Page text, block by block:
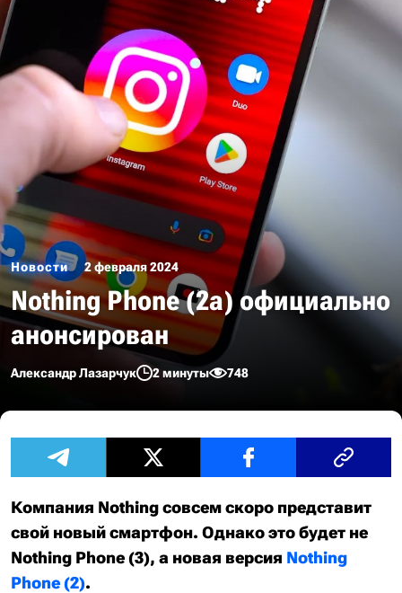
Новости 2 февраля 2024
Nothing Phone (2a) официально
анонсирован
Александр Лазарчук 2 минуты 748
Компания Nothing совсем скоро представит
свой новый смартфон. Однако это будет не
Nothing Phone (3), а новая версия Nothing
Phone (2).